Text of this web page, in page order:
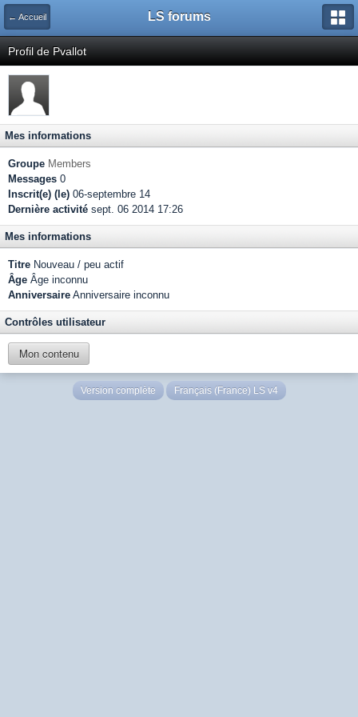
← Accueil LS forums
Profil de Pvallot
Mes informations
Groupe Members
Messages 0
Inscrit(e) (le) 06-septembre 14
Dernière activité sept. 06 2014 17:26
Mes informations
Titre Nouveau / peu actif
Âge Âge inconnu
Anniversaire Anniversaire inconnu
Contrôles utilisateur
Mon contenu
Version complète Français (France) LS v4